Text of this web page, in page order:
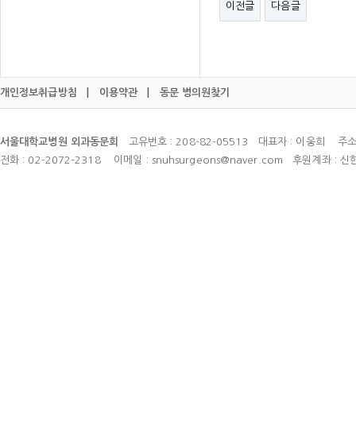
이전글 다음글
개인정보취급방침 이용약관| 동문 병의원찾기
서울대학교병원 외과동문회
고유번호 : 208-82-05513 대표자 : 이웅희 주소 :
전화 : 02-2072-2318 이메일 : snuhsurgeons@naver.com 후원계좌 : 신한